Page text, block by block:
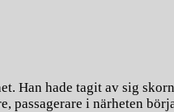
Han hade tagit av sig
i närheten